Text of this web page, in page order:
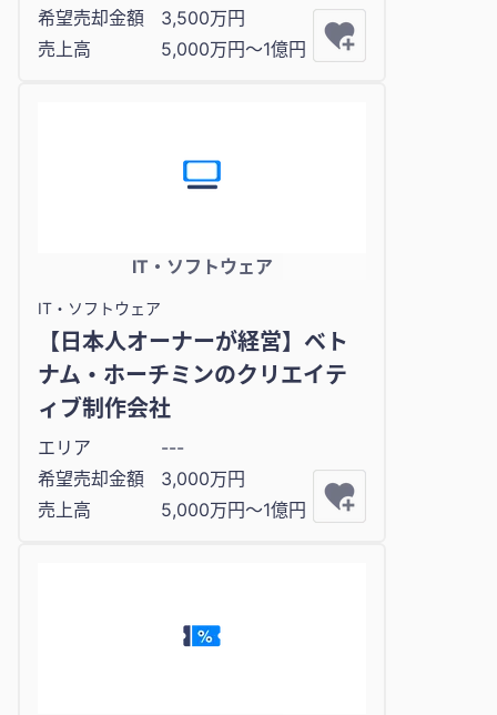
希望売却金額
3,500万円
売上高
5,000万円〜1億円
IT・ソフトウェア
IT・ソフトウェア
【日本人オーナーが経営】ベト
ナム・ホーチミンのクリエイテ
ィブ制作会社
エリア
---
希望売却金額
3,000万円
売上高
5,000万円〜1億円